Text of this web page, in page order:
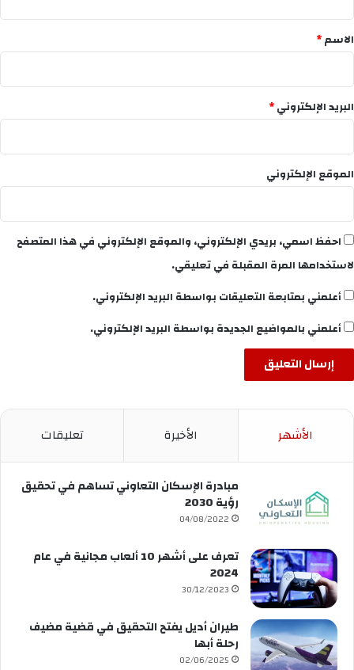
*
الاسم*
البريد الإلكتروني*
الموقع الإلكتروني
احفظ اسمي، بريدي الإلكتروني، والموقع الإلكتروني في هذا المتصفح
لاستخدامها المرة المقبلة في تعليقي.
أعلمني بمتابعة التعليقات بواسطة البريد الإلكتروني.
أعلمني بالمواضيع الجديدة بواسطة البريد الإلكتروني.
الأشهر الأخيرة تعليقات
مبادرة الإسكان التعاوني تساهم في تحقيق
رؤية 2030
04/08/2022
تعرف على أشهر 10 ألعاب مجانية في عام
2024
30/12/2023
طيران أديل يفتح التحقيق في قضية مضيف
رحلة أبها
02/06/2025